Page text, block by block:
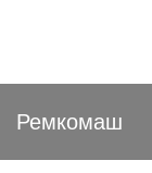
Ремкомаш